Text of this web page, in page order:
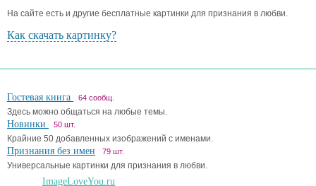
На сайте есть и другие бесплатные картинки для признания в любви.
Как скачать картинку?
Гостевая книга 64 сообщ.
Здесь можно общаться на любые темы.
Новинки 50 шт.
Крайние 50 добавленных изображений с именами.
Признания без имен 79 шт.
Универсальные картинки для признания в любви.
ImageLoveYou.ru